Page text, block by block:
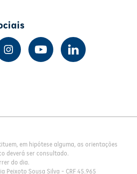
em hipótese alguma, as orientações
deverá ser consultado.
do dia.
Peixoto Sousa Silva - CRF 45.965